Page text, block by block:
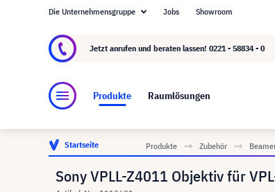
Über visunext.de
Die Unternehmensgruppe Jobs Showroom
Jetzt anrufen und beraten lassen! 0221 - 58834 - 0
Produkte Raumlösungen
Startseite Produkte Zubehör
Sony VPLL-Z4011 Objektiv für